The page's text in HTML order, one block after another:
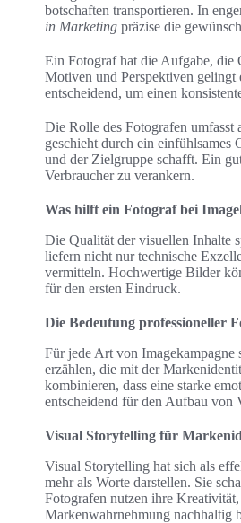
botschaften transportieren. In
in Marketing präzise die
Ein Fotograf hat die Aufgabe, die
Motiven und Perspektiven gelingt
entscheidend, um einen
Die Rolle des Fotografen umfasst
geschieht durch ein
und der Zielgruppe schafft. Ein
Verbraucher zu verankern.
Was hilft ein Fotograf bei
Die Qualität der visuellen Inhalte
liefern nicht nur technische
vermitteln. Hochwertige Bilder
für den ersten Eindruck.
Die Bedeutung professioneller
Für jede Art von
erzählen, die mit der
kombinieren, dass eine starke
entscheidend für den Aufbau von
Visual Storytelling für
Visual Storytelling hat sich als
mehr als Worte darstellen. Sie
Fotografen nutzen ihre
Markenwahrnehmung nachhaltig